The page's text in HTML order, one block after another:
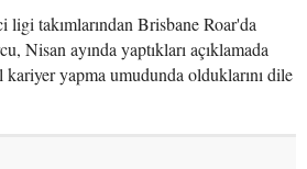
takımlarından Brisbane Roar'da
Nisan ayında yaptıkları açıklamada
yapma umudunda olduklarını dile